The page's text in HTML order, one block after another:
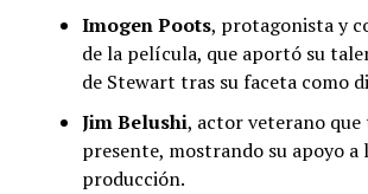
Imogen Poots, protagonista y
de la película, que aportó su
de Stewart tras su faceta como
Jim Belushi, actor veterano
presente, mostrando su apoyo a
producción.